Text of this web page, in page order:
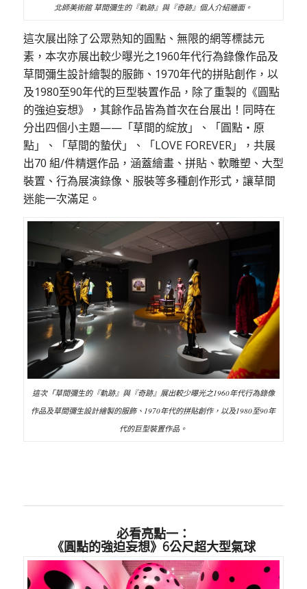
北師美術館 草間彌生的『軌跡』與『奇跡』個人介紹牆面。
這次展出除了公眾熟知的圓點、無限的網等標誌元
素，本次亦展出較少曝光之1960年代行為錄像作品及
草間彌生設計繪製的服飾、1970年代的拼貼創作，以
及1980至90年代的巨型裝置作品，除了重製的《圓點
的強迫妄想》，其餘作品皆為首次在台展出！同時在
分出四個小主題——「草間的綻放」、「圓點・原
點」、「草間的蟄伏」、「LOVE FOREVER」，共展
出70 組/件精選作品，涵蓋繪畫、拼貼、軟雕塑、大型
裝置、行為展演錄像、服裝等多種創作形式，讓草間
迷能一次滿足。
這次「草間彌生的『軌跡』與『奇跡』展出較少曝光之1960年代行為錄像
作品及草間彌生設計繪製的服飾、1970年代的拼貼創作，以及1980至90年
代的巨型裝置作品。
必看亮點一：
《圓點的強迫妄想》6公尺超大型氣球